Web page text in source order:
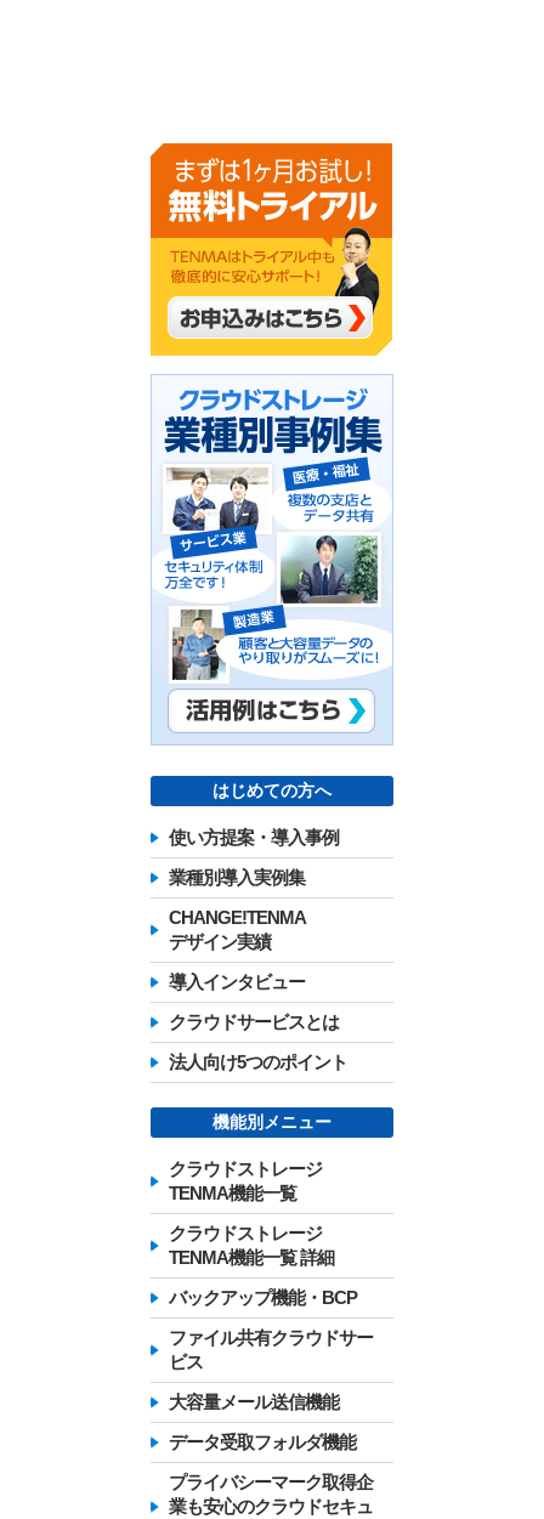
はじめての方へ
使い方提案・導入事例
業種別導入実例集
CHANGE!TENMA
デザイン実績
導入インタビュー
クラウドサービスとは
法人向け5つのポイント
機能別メニュー
クラウドストレージ
TENMA機能一覧
クラウドストレージ
TENMA機能一覧 詳細
バックアップ機能・BCP
ファイル共有クラウドサー
ビス
大容量メール送信機能
データ受取フォルダ機能
プライバシーマーク取得企
業も安心のクラウドセキュ